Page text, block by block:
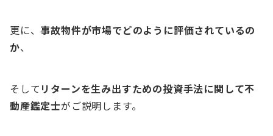
更に、事故物件が市場でどのように評価されているの
か、
そして リターンを生み出すための投資手法に関して不
動産鑑定士がご説明します。